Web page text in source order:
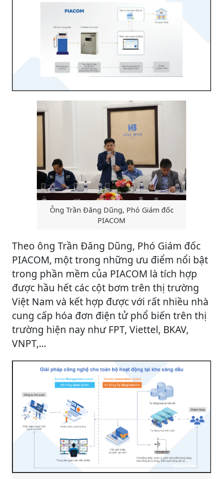
Ông Trần Đăng Dũng, Phó Giám đốc
PIACOM
Theo ông Trần Đăng Dũng, Phó Giám đốc
PIACOM, một trong những ưu điểm nổi bật
trong phần mềm của PIACOM là tích hợp
được hầu hết các cột bơm trên thị trường
Việt Nam và kết hợp được với rất nhiều nhà
cung cấp hóa đơn điện tử phổ biến trên thị
trường hiện nay như FPT, Viettel, BKAV,
VNPT,...